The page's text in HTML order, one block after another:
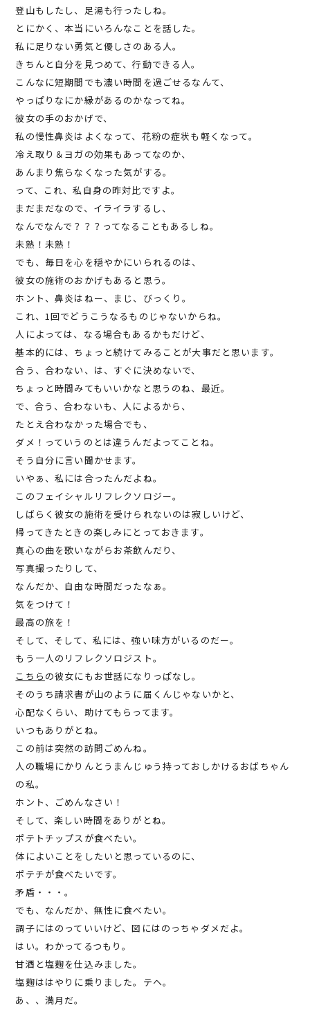
登山もしたし、足湯も行ったしね。
とにかく、本当にいろんなことを話した。
私に足りない勇気と優しさのある人。
きちんと自分を見つめて、行動できる人。
こんなに短期間でも濃い時間を過ごせるなんて、
やっぱりなにか縁があるのかなってね。
彼女の手のおかげで、
私の慢性鼻炎はよくなって、花粉の症状も軽くなって。
冷え取り＆ヨガの効果もあってなのか、
あんまり焦らなくなった気がする。
って、これ、私自身の昨対比ですよ。
まだまだなので、イライラするし、
なんでなんで？？？ってなることもあるしね。
未熟！未熟！
でも、毎日を心を穏やかにいられるのは、
彼女の施術のおかげもあると思う。
ホント、鼻炎はねー、まじ、びっくり。
これ、1回でどうこうなるものじゃないからね。
人によっては、なる場合もあるかもだけど、
基本的には、ちょっと続けてみることが大事だと思います。
合う、合わない、は、すぐに決めないで、
ちょっと時間みてもいいかなと思うのね、最近。
で、合う、合わないも、人によるから、
たとえ合わなかった場合でも、
ダメ！っていうのとは違うんだよってことね。
そう自分に言い聞かせます。
いやぁ、私には合ったんだよね。
このフェイシャルリフレクソロジー。
しばらく彼女の施術を受けられないのは寂しいけど、
帰ってきたときの楽しみにとっておきます。
真心の曲を歌いながらお茶飲んだり、
写真撮ったりして、
なんだか、自由な時間だったなぁ。
気をつけて！
最高の旅を！
そして、そして、私には、強い味方がいるのだー。
もう一人のリフレクソロジスト。
こちら の彼女にもお世話になりっぱなし。
そのうち請求書が山のように届くんじゃないかと、
心配なくらい、助けてもらってます。
いつもありがとね。
この前は突然の訪問ごめんね。
人の職場にかりんとうまんじゅう持っておしかけるおばちゃん
の私。
ホント、ごめんなさい！
そして、楽しい時間をありがとね。
ポテトチップスが食べたい。
体によいことをしたいと思っているのに、
ポテチが食べたいです。
矛盾・・・。
でも、なんだか、無性に食べたい。
調子にはのっていいけど、図にはのっちゃダメだよ。
はい。わかってるつもり。
甘酒と塩麹を仕込みました。
塩麹ははやりに乗りました。テヘ。
あ、、満月だ。